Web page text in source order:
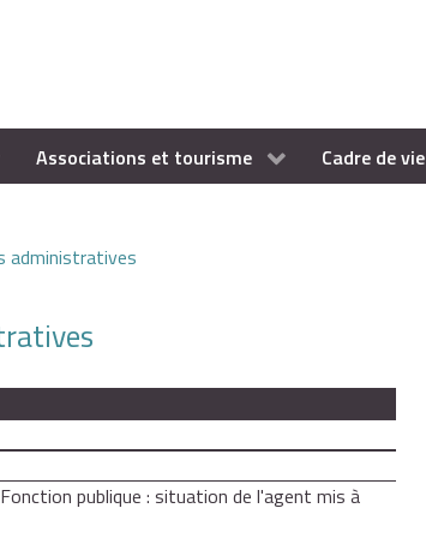
Associations et tourisme Cadre de vie
administratives
Fonction publique : situation de l'agent mis à